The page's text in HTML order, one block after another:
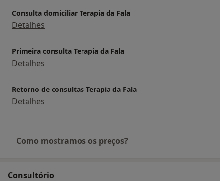
Consulta domiciliar Terapia da Fala
Detalhes
Primeira consulta Terapia da Fala
Detalhes
Retorno de consultas Terapia da Fala
Detalhes
Como mostramos os preços?
Consultório